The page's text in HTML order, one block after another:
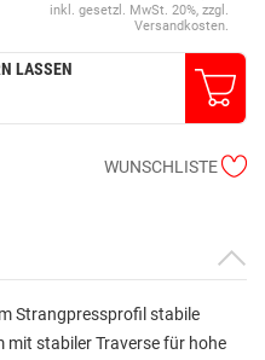
inkl. gesetzl. MwSt. 20%, zzgl.
Versandkosten.
LASSEN
WUNSCHLISTE
Strangpressprofil stabile
mit stabiler Traverse für hohe